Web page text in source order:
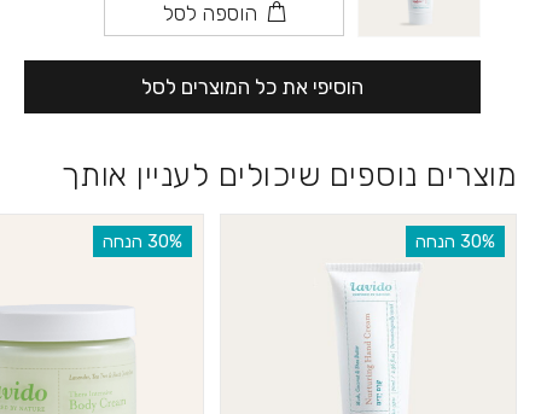
הוספה לסל
הוסיפי את כל המוצרים לסל
מוצרים נוספים שיכולים לעניין אותך
‫30% הנחה ‫30% הנחה